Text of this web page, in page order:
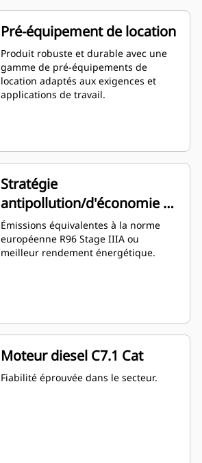
Pré-équipement de location
Produit robuste et durable avec une
gamme de pré-équipements de
location adaptés aux exigences et
applications de travail.
Stratégie
antipollution/d'économie de
carburant
Émissions équivalentes à la norme
européenne R96 Stage IIIA ou
meilleur rendement énergétique.
Moteur diesel C7.1 Cat
Fiabilité éprouvée dans le secteur.